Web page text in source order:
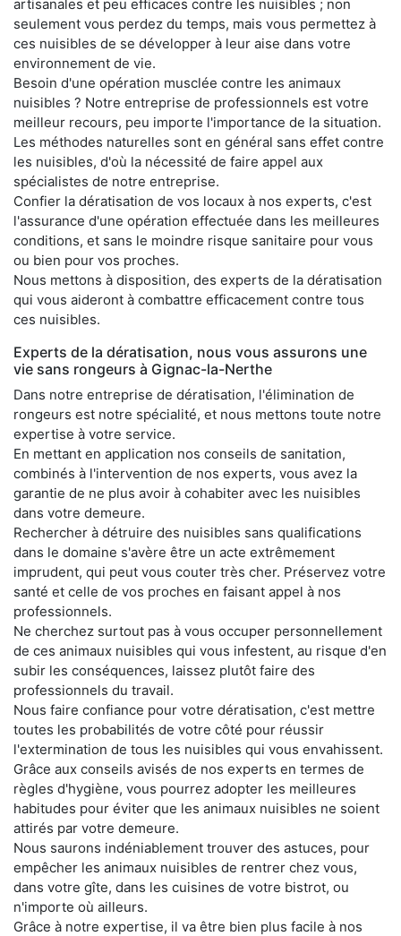
artisanales et peu efficaces contre les nuisibles ; non
seulement vous perdez du temps, mais vous permettez à
ces nuisibles de se développer à leur aise dans votre
environnement de vie.
Besoin d'une opération musclée contre les animaux
nuisibles ? Notre entreprise de professionnels est votre
meilleur recours, peu importe l'importance de la situation.
Les méthodes naturelles sont en général sans effet contre
les nuisibles, d'où la nécessité de faire appel aux
spécialistes de notre entreprise.
Confier la dératisation de vos locaux à nos experts, c'est
l'assurance d'une opération effectuée dans les meilleures
conditions, et sans le moindre risque sanitaire pour vous
ou bien pour vos proches.
Nous mettons à disposition, des experts de la dératisation
qui vous aideront à combattre efficacement contre tous
ces nuisibles.
Experts de la dératisation, nous vous assurons une
vie sans rongeurs à Gignac-la-Nerthe
Dans notre entreprise de dératisation, l'élimination de
rongeurs est notre spécialité, et nous mettons toute notre
expertise à votre service.
En mettant en application nos conseils de sanitation,
combinés à l'intervention de nos experts, vous avez la
garantie de ne plus avoir à cohabiter avec les nuisibles
dans votre demeure.
Rechercher à détruire des nuisibles sans qualifications
dans le domaine s'avère être un acte extrêmement
imprudent, qui peut vous couter très cher. Préservez votre
santé et celle de vos proches en faisant appel à nos
professionnels.
Ne cherchez surtout pas à vous occuper personnellement
de ces animaux nuisibles qui vous infestent, au risque d'en
subir les conséquences, laissez plutôt faire des
professionnels du travail.
Nous faire confiance pour votre dératisation, c'est mettre
toutes les probabilités de votre côté pour réussir
l'extermination de tous les nuisibles qui vous envahissent.
Grâce aux conseils avisés de nos experts en termes de
règles d'hygiène, vous pourrez adopter les meilleures
habitudes pour éviter que les animaux nuisibles ne soient
attirés par votre demeure.
Nous saurons indéniablement trouver des astuces, pour
empêcher les animaux nuisibles de rentrer chez vous,
dans votre gîte, dans les cuisines de votre bistrot, ou
n'importe où ailleurs.
Grâce à notre expertise, il va être bien plus facile à nos